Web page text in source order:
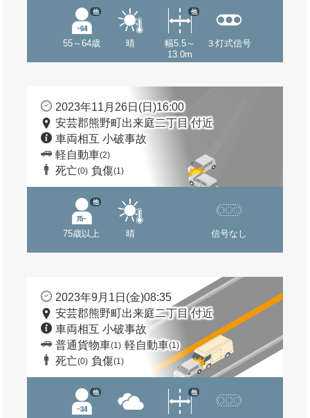
55～64歳
他
晴
幅5.5～
13.0m
他
３灯式信号
2023年11月26日(日)16:00
安芸郡熊野町出来庭二丁目 付近
車両相互 小破事故
軽自動車(2)
死亡(0) 負傷(1)
75歳以上
他
晴 信号なし
2023年9月1日(金)08:35
安芸郡熊野町出来庭二丁目 付近
車両相互 小破事故
普通貨物車(1) 軽自動車(1)
死亡(0) 負傷(1)
他 他